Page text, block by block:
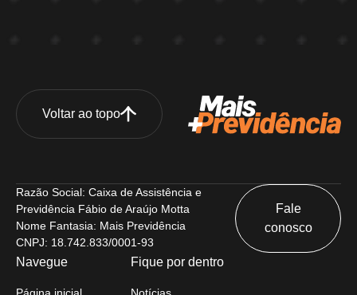
Voltar ao topo
Razão Social: Caixa de Assistência e
Previdência Fábio de Araújo Motta
Nome Fantasia: Mais Previdência
CNPJ: 18.742.833/0001-93
Fale
conosco
Navegue Fique por dentro